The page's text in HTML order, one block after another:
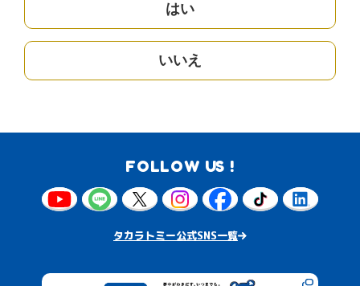
はい
いいえ
FOLLOW US !
タカラトミー公式SNS一覧